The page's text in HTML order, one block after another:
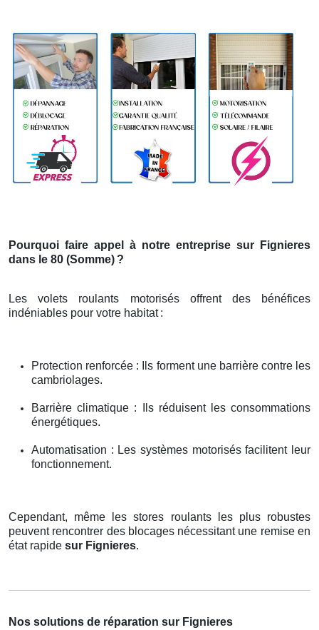
Pourquoi faire appel à notre entreprise sur Fignieres
dans le 80 (Somme) ?
Les volets roulants motorisés offrent des bénéfices
indéniables pour votre habitat :
Protection renforcée : Ils forment une barrière contre les
cambriolages.
Barrière climatique : Ils réduisent les consommations
énergétiques.
Automatisation : Les systèmes motorisés facilitent leur
fonctionnement.
Cependant, même les stores roulants les plus robustes
peuvent rencontrer des blocages nécessitant une remise en
état rapide sur Fignieres.
Nos solutions de réparation sur Fignieres